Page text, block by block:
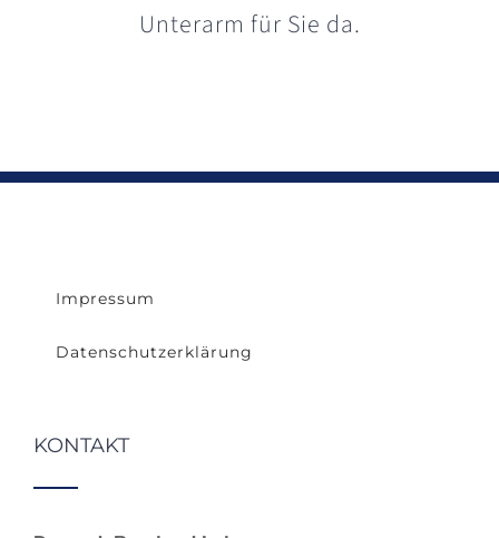
Unterarm für Sie da.
Impressum
Datenschutzerklärung
KONTAKT